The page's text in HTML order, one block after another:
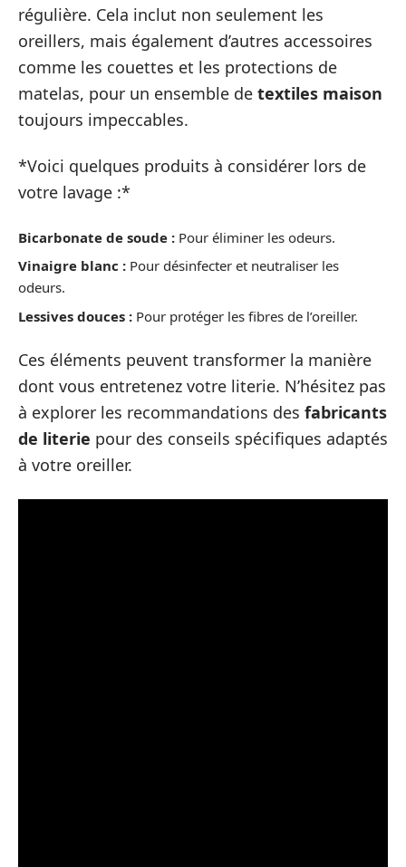
régulière. Cela inclut non seulement les
oreillers, mais également d’autres accessoires
comme les couettes et les protections de
matelas, pour un ensemble de textiles maison
toujours impeccables.
*Voici quelques produits à considérer lors de
votre lavage :*
Bicarbonate de soude : Pour éliminer les odeurs.
Vinaigre blanc : Pour désinfecter et neutraliser les
odeurs.
Lessives douces : Pour protéger les fibres de l’oreiller.
Ces éléments peuvent transformer la manière
dont vous entretenez votre literie. N’hésitez pas
à explorer les recommandations des fabricants
de literie pour des conseils spécifiques adaptés
à votre oreiller.